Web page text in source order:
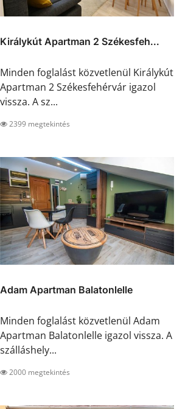
Királykút Apartman 2 Székesfeh...
Minden foglalást közvetlenül Királykút
Apartman 2 Székesfehérvár igazol
vissza. A sz...
2399 megtekintés
Adam Apartman Balatonlelle
Minden foglalást közvetlenül Adam
Apartman Balatonlelle igazol vissza. A
szálláshely...
2000 megtekintés